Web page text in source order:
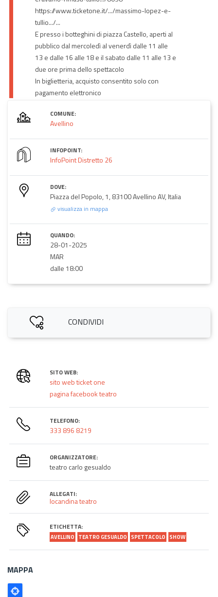
https://www.ticketone.it/.../massimo-lopez-e-
tullio.../...
E presso i botteghini di piazza Castello, aperti al
pubblico dal mercoledì al venerdì dalle 11 alle
13 e dalle 16 alle 18 e il sabato dalle 11 alle 13 e
due ore prima dello spettacolo
In biglietteria, acquisto consentito solo con
pagamento elettronico
COMUNE:
Avellino
INFOPOINT:
InfoPoint Distretto 26
DOVE:
Piazza del Popolo, 1, 83100 Avellino AV, Italia
visualizza in mappa
QUANDO:
28-01-2025
MAR
dalle 18:00
CONDIVIDI
SITO WEB:
sito web ticket one
pagina facebook teatro
TELEFONO:
333 896 8219
ORGANIZZATORE:
teatro carlo gesualdo
ALLEGATI:
locandina teatro
ETICHETTA:
AVELLINO TEATRO GESUALDO SPETTACOLO SHOW
MAPPA
Poligono